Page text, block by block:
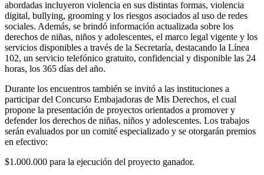
abordadas incluyeron violencia en sus distintas formas, violencia
digital, bullying, grooming y los riesgos asociados al uso de redes
sociales. Además, se brindó información actualizada sobre los
derechos de niñas, niños y adolescentes, el marco legal vigente y los
servicios disponibles a través de la Secretaría, destacando la Línea
102, un servicio telefónico gratuito, confidencial y disponible las 24
horas, los 365 días del año.
Durante los encuentros también se invitó a las instituciones a
participar del Concurso Embajadoras de Mis Derechos, el cual
propone la presentación de proyectos orientados a promover y
defender los derechos de niñas, niños y adolescentes. Los trabajos
serán evaluados por un comité especializado y se otorgarán premios
en efectivo:
$1.000.000 para la ejecución del proyecto ganador.